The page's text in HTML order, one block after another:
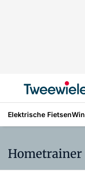
Elektrische Fietsen
Hometrainer